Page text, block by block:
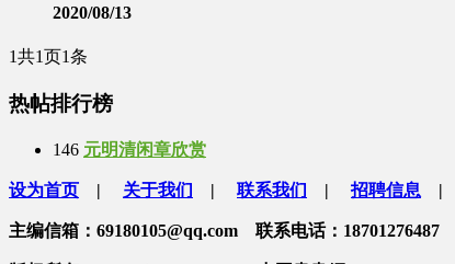
2020/08/13
1共1页1条
热帖排行榜
146 元明清闲章欣赏
设为首页 | 关于我们 | 联系我们 | 招聘信息 |
主编信箱：69180105@qq.com 联系电话：18701276487